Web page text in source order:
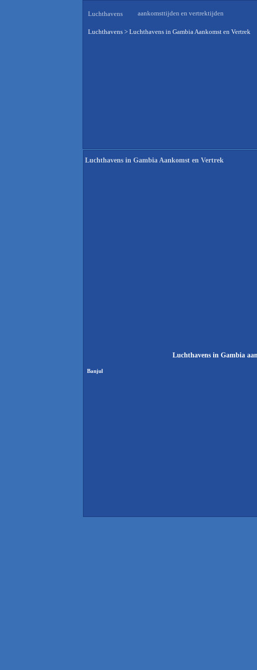
Luchthavens aankomsttijden en vertrektijden
Luchthavens > Luchthavens in Gambia Aankomst en Vertrek
Luchthavens in Gambia Aankomst en Vertrek
Luchthavens in Gambia
Banjul